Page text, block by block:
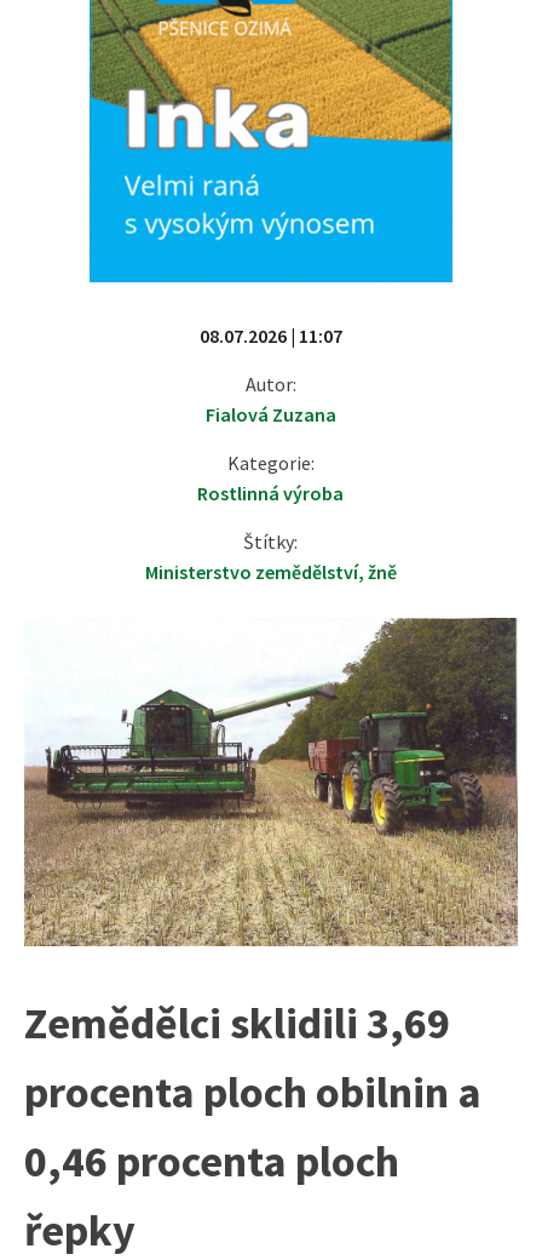
08.07.2026 | 11:07
Autor:
Fialová Zuzana
Kategorie:
Rostlinná výroba
Štítky:
Ministerstvo zemědělství, žně
Zemědělci sklidili 3,69
procenta ploch obilnin a
0,46 procenta ploch
řepky